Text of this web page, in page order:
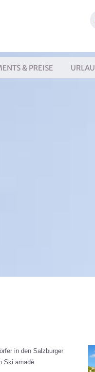
& PREISE
in den Salzburger
Ski amadé.